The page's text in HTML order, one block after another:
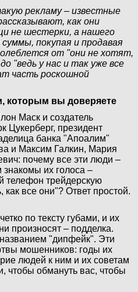
рекламу – известные
как они
не шестерки, а нашего
покупая и продавая
от "они не хотят,
"ведь у нас и так уже все
часть роскошной
вы доверяете
Маск и создатель
Цукерберг, президент
банка "Апоалим"
и Максим Галкин, Мария
почему все эти люди –
их голоса –
телефон трейдерскую
все они"? Ответ простой.
по тексту губами, и их
произносят – подделка.
"дипфейк". Эти
мошенников: годы их
людей к ним и их советам
чтобы обмануть вас, чтобы